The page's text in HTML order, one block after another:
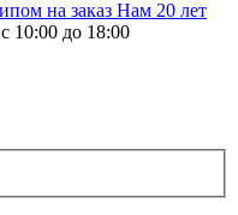
Нам 20 лет
с 10:00 до 18:00